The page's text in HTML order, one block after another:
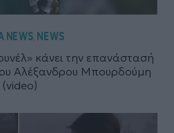
NEWS,NEWS
κάνει την επανάστασή
Αλέξανδρου Μπουρδούμη
(video)